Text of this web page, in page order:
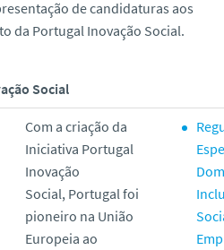
de candidaturas aos
da Portugal Inovação Social.
Social
Com a criação da
Iniciativa Portugal
Inovação
Social, Portugal foi
pioneiro na União
Europeia ao